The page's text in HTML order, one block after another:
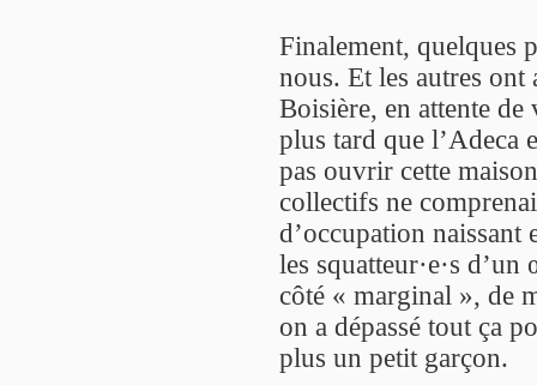
Finalement, quelques
nous. Et les autres ont
Boisière, en attente
plus tard que l’Adeca
pas ouvrir cette
collectifs ne
d’occupation naissant
les squatteur·e·s
côté « marginal », de
on a dépassé tout ça
plus un petit garçon.